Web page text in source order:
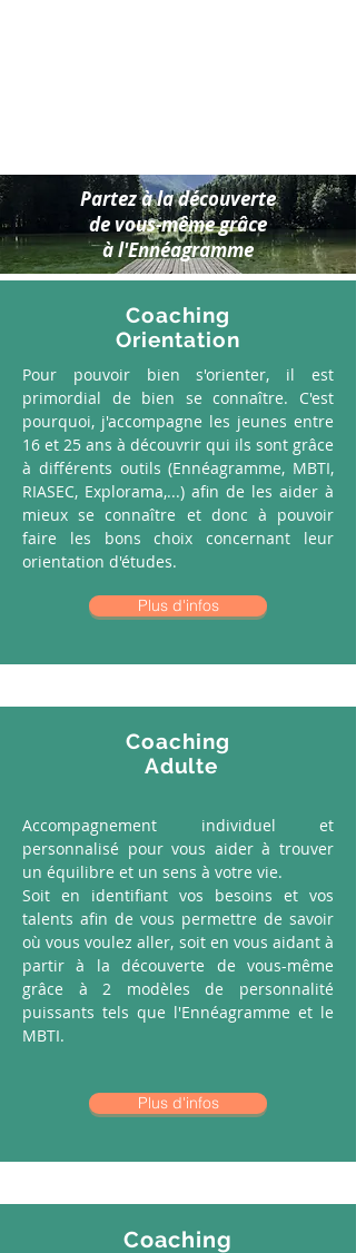
Partez à la découverte
de vous-même grâce
à l'Ennéagramme
Coaching
Orientation
Pour pouvoir bien s'orienter, il est
primordial de bien se connaître. C'est
pourquoi, j'accompagne les jeunes entre
16 et 25 ans à découvrir qui ils sont grâce
à différents outils (Ennéagramme, MBTI,
RIASEC, Explorama,...) afin de les aider à
mieux se connaître et donc à pouvoir
faire les bons choix concernant leur
orientation d'études.
Plus d'infos
Coaching
Adulte
Accompagnement individuel et
personnalisé pour vous aider à trouver
un équilibre et un sens à votre vie.
Soit en identifiant vos besoins et vos
talents afin de vous permettre de savoir
où vous voulez aller, soit en vous aidant à
partir à la découverte de vous-même
grâce à 2 modèles de personnalité
puissants tels que l'Ennéagramme et le
MBTI.
Plus d'infos
Coaching